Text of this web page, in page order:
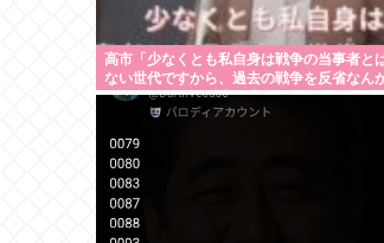
高市「少なくとも私自身は戦争の当事者と
ない世代ですから、過去の戦争を反省なん
おりませんし、反省を求められるいわれも